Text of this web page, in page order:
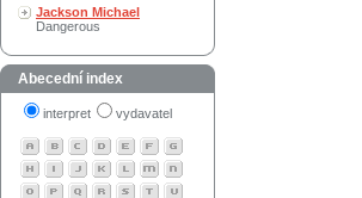
Jackson Michael
Dangerous
Abecední index
interpret vydavatel